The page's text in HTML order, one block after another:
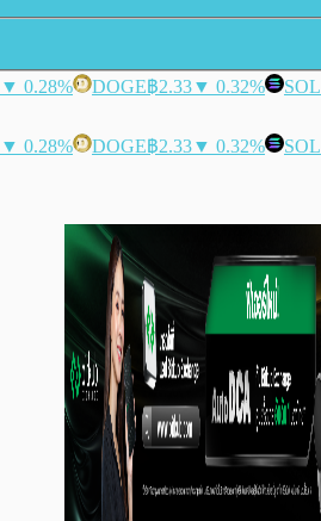
▼ 0.28% DOGE฿2.33▼ 0.32% SOL
▼ 0.28% DOGE฿2.33▼ 0.32% SOL